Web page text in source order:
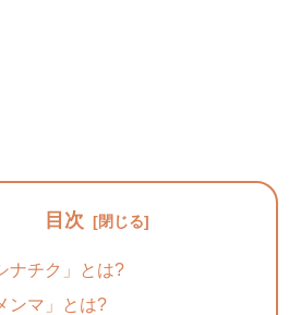
目次
ナチク」とは?
ンマ」とは?